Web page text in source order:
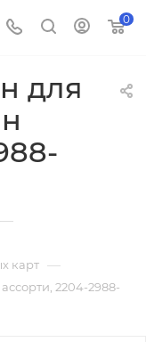
0
для
—
карт —
2204-2988-